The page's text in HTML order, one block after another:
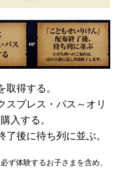
得する。
スプレス・パス～オリ
入する。
後に待ち列に並ぶ。
ず体験するお子さまを含め、